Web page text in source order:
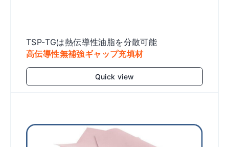
TSP-TGは熱伝導性油脂を分散可能
高伝導性無補強ギャップ充填材
Quick view